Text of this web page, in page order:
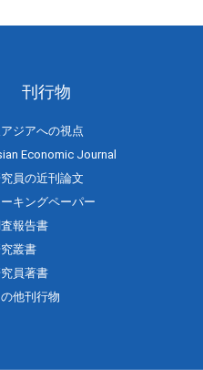
刊行物
ジアへの視点
Economic Journal
員の近刊論文
キングペーパー
報告書
叢書
員著書
他刊行物